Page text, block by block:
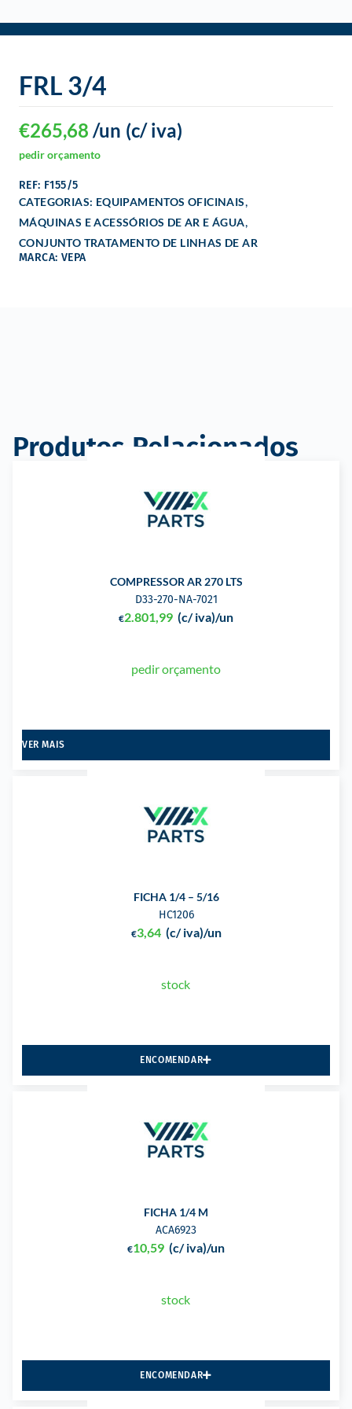
FRL 3/4
€265,68 (c/ iva)
/un
pedir orçamento
REF: F155/5
CATEGORIAS: EQUIPAMENTOS OFICINAIS,
MÁQUINAS E ACESSÓRIOS DE AR E ÁGUA,
CONJUNTO TRATAMENTO DE LINHAS DE AR
MARCA: VEPA
Produtos Relacionados
COMPRESSOR AR 270 LTS
D33-270-NA-7021
€2.801,99 (c/ iva)/un
pedir orçamento
VER MAIS
FICHA 1/4 – 5/16
HC1206
€3,64 (c/ iva)/un
stock
ENCOMENDAR
FICHA 1/4 M
ACA6923
€10,59 (c/ iva)/un
stock
ENCOMENDAR